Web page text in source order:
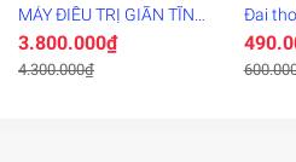
MÁY ĐIỀU TRỊ GIÃN TĨNH
MẠCH
3.800.000₫
4.300.000₫
Đai
(A14)